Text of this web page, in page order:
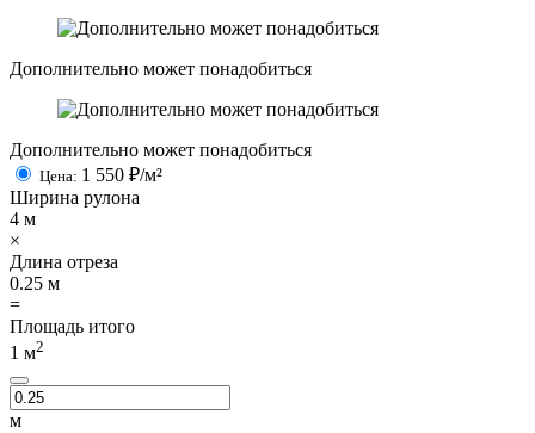
Дополнительно может понадобиться
Дополнительно может понадобиться
Цена: 1 550 ₽/м²
Ширина рулона
4 м
×
Длина отреза
0.25 м
=
Площадь итого
1 м2
м